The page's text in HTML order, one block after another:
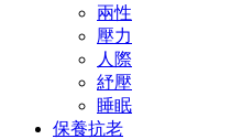
兩性
壓力
人際
紓壓
睡眠
保養抗老